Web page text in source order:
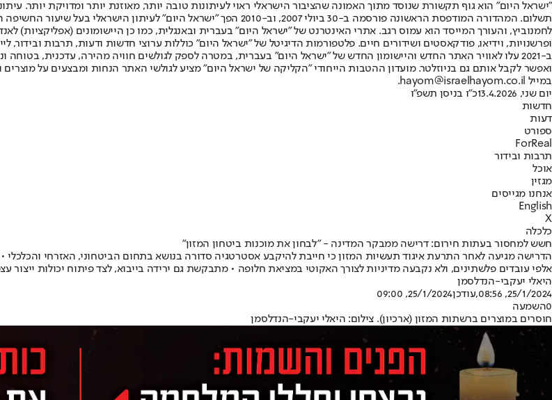
"ישראל היום" הוא גוף תקשורת שנוסד מתוך האמונה שהציבור הישראלי ראוי לעיתונות טובה יותר, מאוזנת יותר ומדויקת יותר.
תשלום. המהדורה המודפסת הראשונה פורסמה ב-30 ביולי 2007, וב-2010 הפך "ישראל
ופרשנויות, וידיאו, פודקאסטים ושידורים חיים. פלטפורמות הדיגיטל של "ישראל היום" כוללות ערוצי חדשות ודעות, תרבות ובידור,
ב-2021 עלו לאוויר האתר החדש והיישומון החדש של "ישראל היום" בעברית, במטרה לספק לגולשים חוויה מהירה, עדכנית,
ואפשר לקבל אותם גם בניוזלטר. מועדון ההטבות הייחודי "הקליקה של ישראל היום" מציע לגולשי האתר הנחות ומבצעים על
במייל hayom@israelhayom.co.il.
יום שני, 13.4.2026
כ"ו בניסן תשפ"ו
חדשות
דעות
ספורט
ForReal
תרבות ובידור
אוכל
מגזין
אנחנו מגייסים
English
X
כלכלה
חשש למחסור בעתות חירום: דרישה ממבקר המדינה - "לבחון את מוכנות ביטחון המזון"
הדרישה מגיעה לאחר התרעת איגוד תעשיות המזון כי חייבת להיקבע אסטרטגיה סדורה בנושא בתחום הביטחוני, האזרחי
אלפי עובדים פלשתינים, ולא נקבעה מדיניות לצורך האקוטי במציאת חלופה • מתבקשת גם ירידה בייבוא, לצד פיתוח יכולות ייצור עצמאיות
היאלי יעקבי-הנדלסמן
25/1/2024, 08:56
,עודכן25/1/2024, 09:00
0השמעה
חוסרים במוצרים ברשתות המזון (ארכיון). צילום: היאלי יעקבי-הנדלסמן